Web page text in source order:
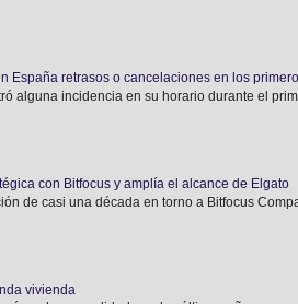
España retrasos o cancelaciones en los
alguna incidencia en su horario durante el
con Bitfocus y amplía el alcance de Elgato
de casi una década en torno a Bitfocus
vivienda